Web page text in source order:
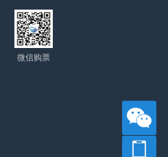
微信购票